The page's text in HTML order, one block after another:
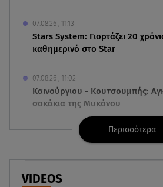
07.08.26 , 11:13
Stars System: Γιορτάζει 20
καθημερινό στο Star
07.08.26 , 11:02
Καινούργιου - Κουτσουμπής:
σοκάκια της Μυκόνου
07.08.26 , 11:02
Ταϊλάνδη: Μαθητής άνοιξε πυρ
Τουλάχιστον 8 νεκροί
Περισσότερα
VIDEOS